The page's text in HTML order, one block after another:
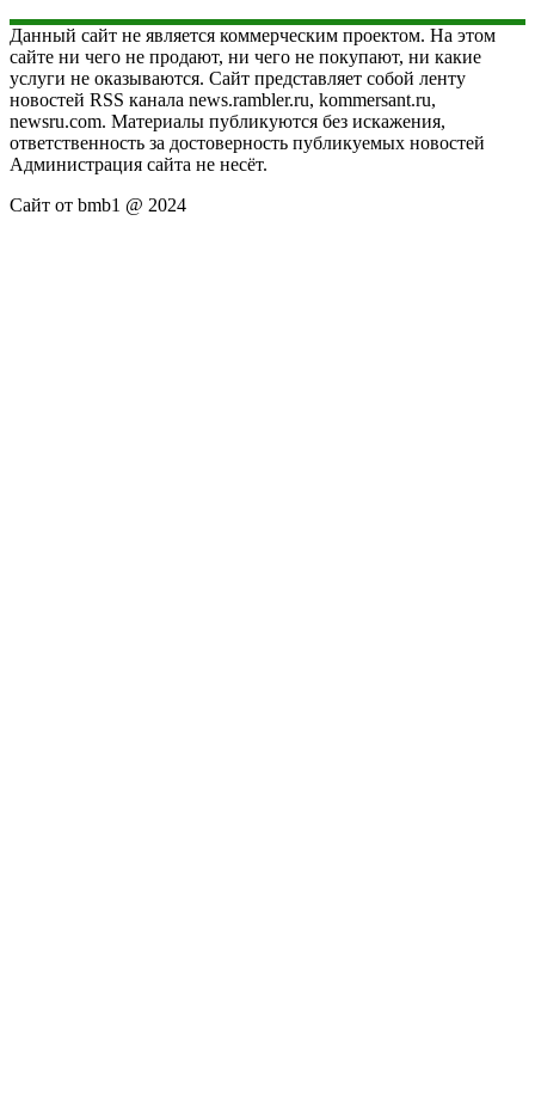
Данный сайт не является коммерческим проектом. На этом
сайте ни чего не продают, ни чего не покупают, ни какие
услуги не оказываются. Сайт представляет собой ленту
новостей RSS канала news.rambler.ru, kommersant.ru,
newsru.com. Материалы публикуются без искажения,
ответственность за достоверность публикуемых новостей
Администрация сайта не несёт.
Сайт от bmb1 @ 2024